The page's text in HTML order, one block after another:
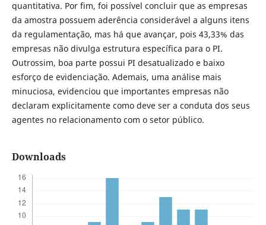
quantitativa. Por fim, foi possível concluir que as empresas
da amostra possuem aderência considerável a alguns itens
da regulamentação, mas há que avançar, pois 43,33% das
empresas não divulga estrutura específica para o PI.
Outrossim, boa parte possui PI desatualizado e baixo
esforço de evidenciação. Ademais, uma análise mais
minuciosa, evidenciou que importantes empresas não
declaram explicitamente como deve ser a conduta dos seus
agentes no relacionamento com o setor público.
Downloads